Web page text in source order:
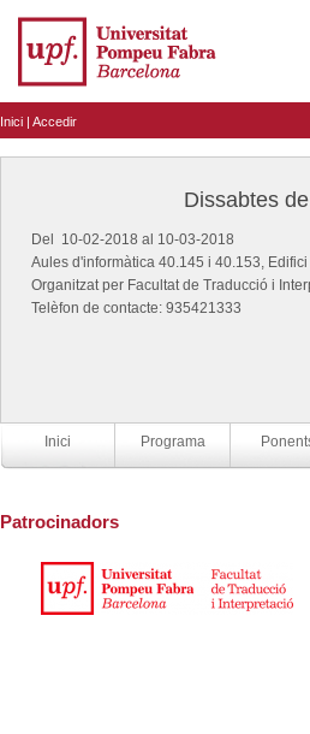
Inici | Accedir
Dissabtes
Del 10-02-2018 al 10-03-2018
Aules d'informàtica 40.145 i 40.153,
Organitzat per Facultat de Traducció i
Telèfon de contacte: 935421333
Inici Programa
Patrocinadors